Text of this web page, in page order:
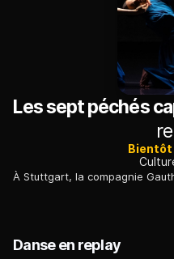
Les sept péchés
Bientôt
Danse en replay